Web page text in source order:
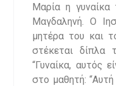
Μαρία η
Μαγδαληνή. Ο
μητέρα του και
στέκεται δίπλα
“Γυναίκα, αυτός
στο μαθητή: